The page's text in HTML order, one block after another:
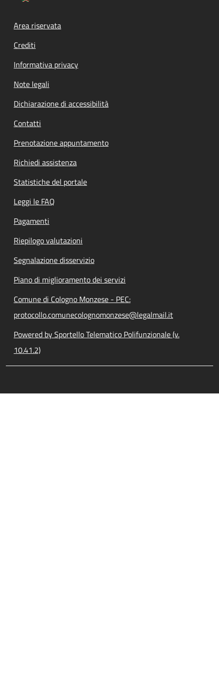
Footer menu
Area riservata
Crediti
Informativa privacy
Note legali
Dichiarazione di accessibilità
Contatti
Prenotazione appuntamento
Richiedi assistenza
Statistiche del portale
Leggi le FAQ
Pagamenti
Riepilogo valutazioni
Segnalazione disservizio
Piano di miglioramento dei servizi
Comune di Cologno Monzese - PEC:
protocollo.comunecolognomonzese@legalmail.it
Powered by Sportello Telematico Polifunzionale (v.
10.41.2)